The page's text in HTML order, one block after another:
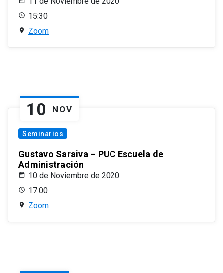
15:30
Zoom
10 NOV
Seminarios
Gustavo Saraiva – PUC Escuela de
Administración
10 de Noviembre de 2020
17:00
Zoom